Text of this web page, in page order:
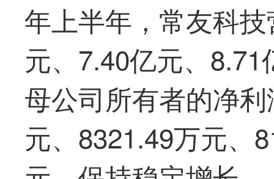
年上半年， 常友科技
元、7.40亿元、
母公司所有者的净
元、8321.49万元、